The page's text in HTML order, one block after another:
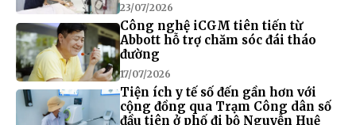
23/07/2026
Công nghệ iCGM tiên tiến từ
Abbott hỗ trợ chăm sóc đái tháo
đường
17/07/2026
Tiện ích y tế số đến gần hơn với
cộng đồng qua Trạm Công dân số
đầu tiên ở phố đi bộ Nguyễn Huệ